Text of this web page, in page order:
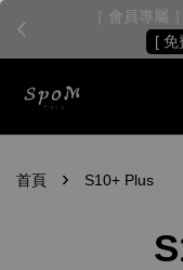
［ 會員專屬
[ 免
首頁 › S10+ Plus